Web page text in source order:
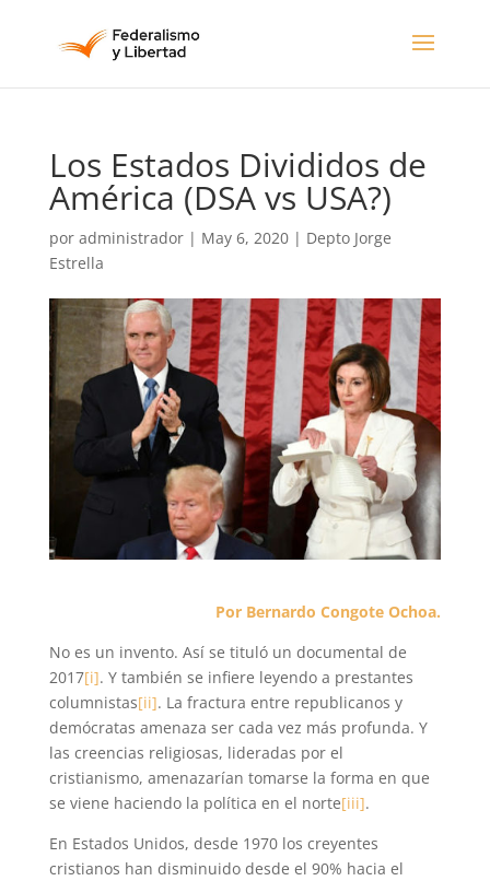
Los Estados Divididos de
América (DSA vs USA?)
por administrador| May 6, 2020| Depto Jorge
Estrella
Por Bernardo Congote Ochoa.
No es un invento. Así se tituló un documental de
2017[i]. Y también se infiere leyendo a prestantes
columnistas[ii]. La fractura entre republicanos y
demócratas amenaza ser cada vez más profunda. Y
las creencias religiosas, lideradas por el
cristianismo, amenazarían tomarse la forma en que
se viene haciendo la política en el norte[iii].
En Estados Unidos, desde 1970 los creyentes
cristianos han disminuido desde el 90% hacia el